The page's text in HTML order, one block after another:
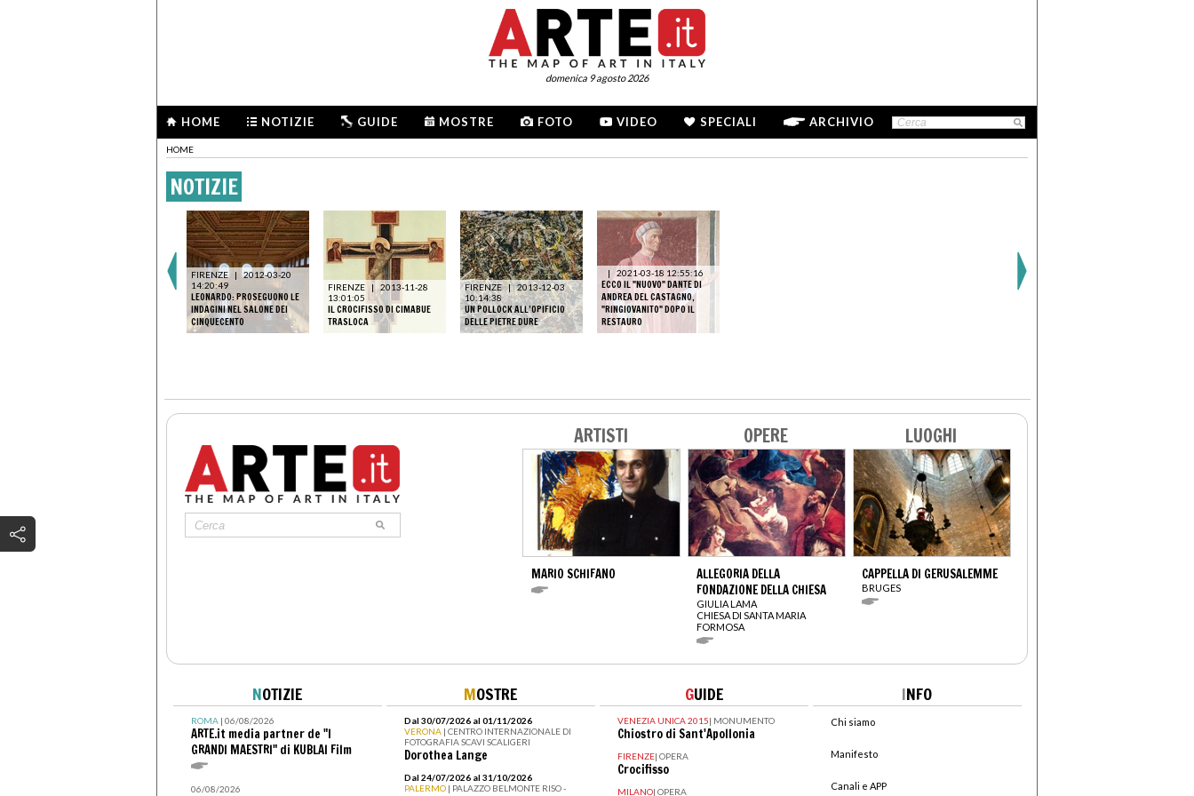
domenica 9 agosto 2026
HOME NOTIZIE GUIDE MOSTRE FOTO VIDEO SPECIALI ARCHIVIO
HOME
NOTIZIE
FIRENZE |
2012-03-20
14:20:49
LEONARDO: PROSEGUONO LE
INDAGINI NEL SALONE DEI
CINQUECENTO
FIRENZE |
2013-11-28
13:01:05
IL CROCIFISSO DI CIMABUE
TRASLOCA
FIRENZE | 2013-12-03
10:14:38
UN POLLOCK ALL’OPIFICIO
DELLE PIETRE DURE
| 2021-03-18 12:55:16
ECCO IL "NUOVO" DANTE DI
ANDREA DEL CASTAGNO,
"RINGIOVANITO" DOPO IL
RESTAURO
ARTISTI
MARIO SCHIFANO
OPERE
ALLEGORIA DELLA
FONDAZIONE DELLA CHIESA
GIULIA LAMA
CHIESA DI SANTA MARIA
FORMOSA
LUOGHI
CAPPELLA DI GERUSALEMME
BRUGES
NOTIZIE
ROMA| 06/08/2026
ARTE.it media partner de "I
GRANDI MAESTRI" di KUBLAI Film
06/08/2026
MOSTRE
Dal 30/07/2026 al 01/11/2026
VERONA | CENTRO INTERNAZIONALE DI
FOTOGRAFIA SCAVI SCALIGERI
Dorothea Lange
Dal 24/07/2026 al 31/10/2026
PALERMO | PALAZZO BELMONTE RISO -
GUIDE
VENEZIA UNICA 2015| MONUMENTO
Chiostro di Sant'Apollonia
FIRENZE| OPERA
Crocifisso
MILANO| OPERA
INFO
Chi siamo
Manifesto
Canali e APP